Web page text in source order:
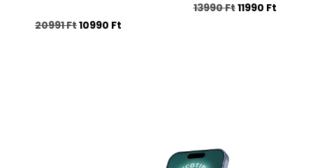
20991Ft10990 Ft
13990Ft11990 Ft